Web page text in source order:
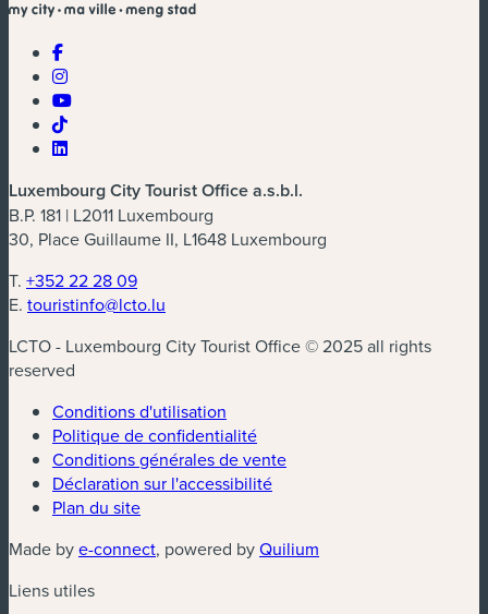
Luxembourg City Tourist Office a.s.b.l.
B.P. 181 | L2011 Luxembourg
30, Place Guillaume II, L1648 Luxembourg
T. +352 22 28 09
E. touristinfo@lcto.lu
LCTO - Luxembourg City Tourist Office © 2025 all rights
reserved
Conditions d'utilisation
Politique de confidentialité
Conditions générales de vente
Déclaration sur l'accessibilité
Plan du site
Made bye-connect(nouvelle fenêtre)
, powered byQuilium
Liens utiles